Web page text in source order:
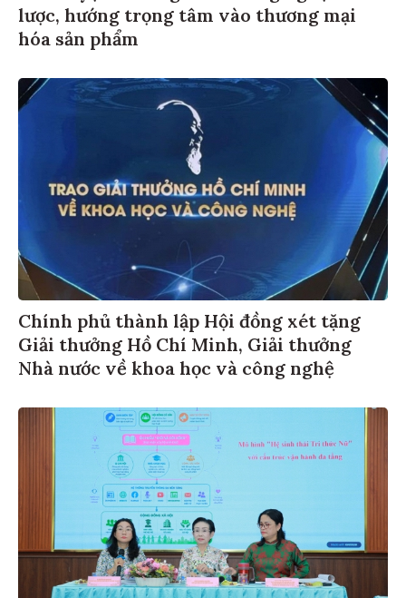
lược, hướng trọng tâm vào thương mại
hóa sản phẩm
Chính phủ thành lập Hội đồng xét tặng
Giải thưởng Hồ Chí Minh, Giải thưởng
Nhà nước về khoa học và công nghệ